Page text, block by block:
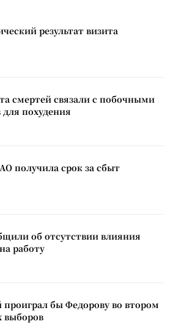
результат визита
смертей связали с побочными
похудения
получила срок за сбыт
об отсутствии влияния
работу
проиграл бы Федорову во втором
выборов